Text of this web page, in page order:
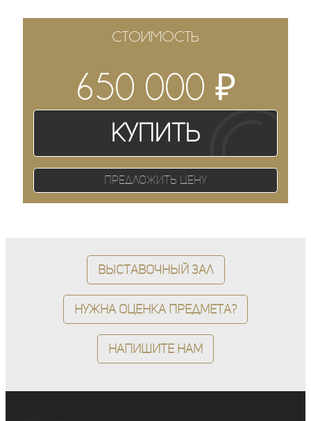
СТОИМОСТЬ
650 000 ₽
Купить
Предложить цену
Выставочный зал
Нужна оценка предмета?
Напишите нам